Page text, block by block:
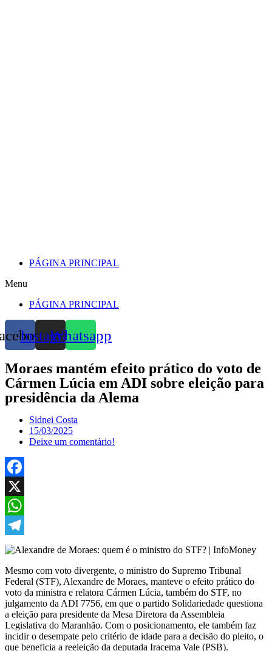
PÁGINA PRINCIPAL
Menu
PÁGINA PRINCIPAL
InstagramWhatsapp
Moraes mantém efeito prático do voto de
Cármen Lúcia em ADI sobre eleição para
presidência da Alema
Sidnei Costa
15/03/2025
Deixe um comentário!
Facebook
X
WhatsApp
Telegram
Mesmo com voto divergente, o ministro do Supremo Tribunal
Federal (STF), Alexandre de Moraes, manteve o efeito prático do
voto da ministra e relatora Cármen Lúcia, também do STF, no
julgamento da ADI 7756, em que o partido Solidariedade questiona
a eleição para presidente da Mesa Diretora da Assembleia
Legislativa do Maranhão. Com o posicionamento, ele também faz
incidir o desempate pelo critério de idade para a decisão do pleito, o
que beneficia a reeleição da deputada Iracema Vale (PSB).